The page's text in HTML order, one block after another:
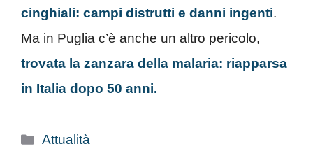
cinghiali: campi distrutti e danni ingenti.
Ma in Puglia c’è anche un altro pericolo,
trovata la zanzara della malaria: riapparsa
in Italia dopo 50 anni.
Categorie
Attualità